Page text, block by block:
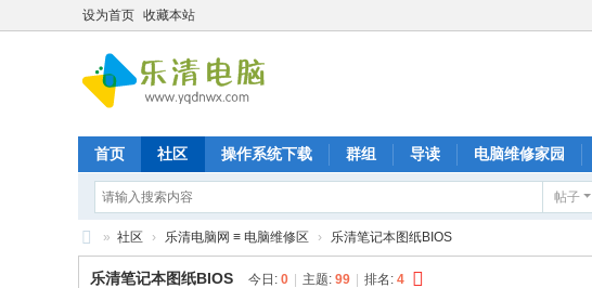
设为首页 收藏本站
首页 社区 操作系统下载 群组 导读 电脑维修家园
帖子
乐
» 社区 › 乐清电脑网 ≡ 电脑维修区 › 乐清笔记本图纸BIOS
乐清笔记本图纸BIOS 今日: 0 主题: 99 排名: 4